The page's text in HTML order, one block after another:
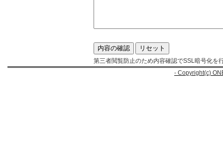
第三者閲覧防止のため内容確認でSSL暗号化を
- Copyright(c)